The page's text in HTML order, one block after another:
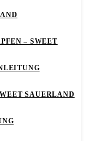
– SWEET
SAUERLAND